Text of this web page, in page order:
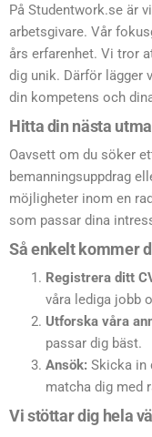
På Studentwork.se är
arbetsgivare. Vår
års erfarenhet. Vi tror
dig unik. Därför lägger
din kompetens och
Hitta din nästa
Oavsett om du söker
bemanningsuppdrag
möjligheter inom en
som passar dina
Så enkelt kommer
Registrera ditt
våra lediga jobb
Utforska våra
passar dig bäst.
Ansök: Skicka in
matcha dig med
Vi stöttar dig hela